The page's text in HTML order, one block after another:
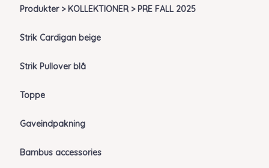
Produkter > KOLLEKTIONER > PRE FALL 2025
Strik Cardigan beige
Strik Pullover blå
Toppe
Gaveindpakning
Bambus accessories